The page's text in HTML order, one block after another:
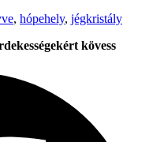
, hópehely, jégkristály
kövess